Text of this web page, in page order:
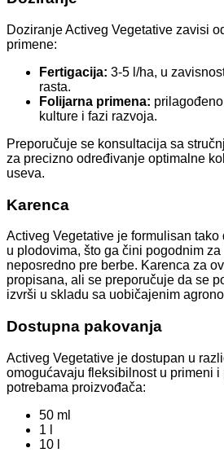
Doziranje Activeg Vegetative zavisi
primene:
Fertigacija: 3-5 l/ha, u
rasta.
Folijarna primena:
kulture i fazi razvoja.
Preporučuje se konsultacija sa
za precizno određivanje optimalne
useva.
Karenca
Activeg Vegetative je formulisan
u plodovima, što ga čini pogodnim
neposredno pre berbe. Karenca za
propisana, ali se preporučuje da se
izvrši u skladu sa uobičajenim
Dostupna pakovanja
Activeg Vegetative je dostupan u
omogućavaju fleksibilnost u primeni i
potrebama proizvođača:
50 ml
1 l
10 l